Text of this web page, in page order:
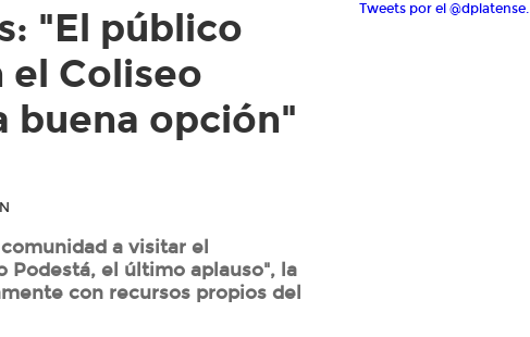
"El público
Coliseo
buena opción"
a visitar el
el último aplauso", la
con recursos propios del
Tweets por el @dplatense.